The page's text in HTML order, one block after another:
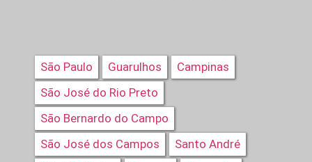
São Paulo Guarulhos
Campinas
São José do Rio Preto
São Bernardo do Campo
São José dos Campos
Santo André